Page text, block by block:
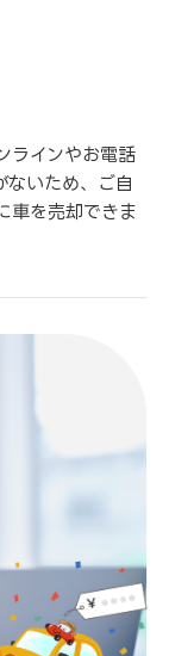
ラインやお電話
ないため、ご自
車を売却できま